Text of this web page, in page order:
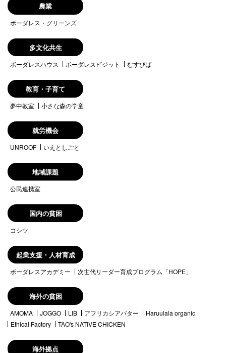
農業
ボーダレス・グリーンズ
多文化共生
ボーダレスハウス ボーダレスビジット むすびば
教育・子育て
夢中教室 小さな森の学童
就労機会
UNROOF いえとしごと
地域課題
公民連携室
国内の貧困
コシツ
起業支援・人材育成
ボーダレスアカデミー 次世代リーダー育成プログラム「HOPE」
海外の貧困
AMOMA JOGGO LIB アフリカシアバター
Haruulala organic
Ethical Factory
TAO's NATIVE CHICKEN
海外拠点